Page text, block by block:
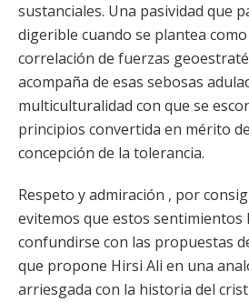
sustanciales. Una pasividad que
digerible cuando se plantea
correlación de fuerzas
acompaña de esas sebosas
multiculturalidad con que se
principios convertida en mérito
concepción de la tolerancia.
Respeto y admiración , por
evitemos que estos sentimientos
confundirse con las propuestas
que propone Hirsi Ali en una
arriesgada con la historia del